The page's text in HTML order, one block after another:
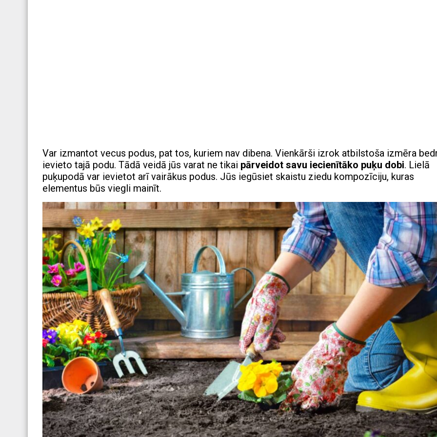
Var izmantot vecus podus, pat tos, kuriem nav dibena. Vienkārši izrok atbilstoša izmēra
ievieto tajā podu. Tādā veidā jūs varat ne tikai pārveidot savu iecienītāko puķu dobi. Lielā
puķupodā var ievietot arī vairākus podus. Jūs iegūsiet skaistu ziedu kompozīciju, kuras
elementus būs viegli mainīt.